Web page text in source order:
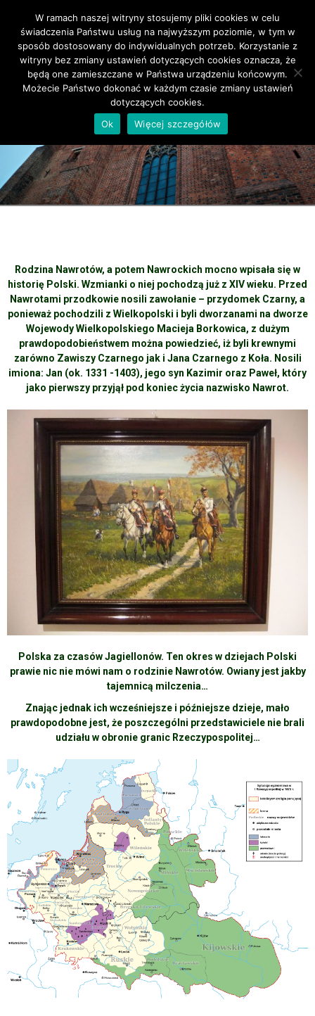
Primary Menu
Historia Polski
Rodzina Nawrotów, a potem Nawrockich mocno wpisała się w
historię Polski. Wzmianki o niej pochodzą już z XIV wieku. Przed
Nawrotami przodkowie nosili zawołanie – przydomek Czarny, a
ponieważ pochodzili z Wielkopolski i byli dworzanami na dworze
Wojewody Wielkopolskiego Macieja Borkowica, z dużym
prawdopodobieństwem można powiedzieć, iż byli krewnymi
zarówno Zawiszy Czarnego jak i Jana Czarnego z Koła. Nosili
imiona: Jan (ok. 1331 -1403), jego syn Kazimir oraz Paweł, który
jako pierwszy przyjął pod koniec życia nazwisko Nawrot.
Polska za czasów Jagiellonów. Ten okres w dziejach Polski
prawie nic nie mówi nam o rodzinie Nawrotów. Owiany jest jakby
tajemnicą milczenia…
Znając jednak ich wcześniejsze i późniejsze dzieje, mało
prawdopodobne jest, że poszczególni przedstawiciele nie brali
udziału w obronie granic Rzeczypospolitej…
W ramach naszej witryny stosujemy pliki cookies w celu
świadczenia Państwu usług na najwyższym poziomie, w tym w
sposób dostosowany do indywidualnych potrzeb. Korzystanie z
witryny bez zmiany ustawień dotyczących cookies oznacza, że
będą one zamieszczane w Państwa urządzeniu końcowym.
Możecie Państwo dokonać w każdym czasie zmiany ustawień
dotyczących cookies.
Ok
Więcej szczegółów